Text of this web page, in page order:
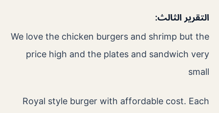
التقرير الثالث:
We love the chicken burgers and shrimp but the
price high and the plates and sandwich very
small
Royal style burger with affordable cost. Each